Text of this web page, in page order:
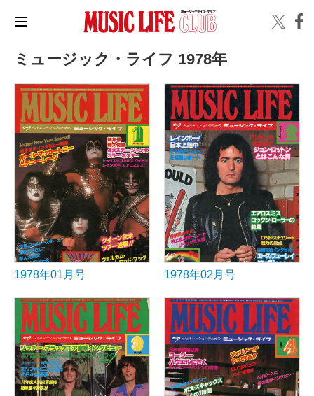
ミュージック・ライフ 1978年
1978年01月号 1978年02月号